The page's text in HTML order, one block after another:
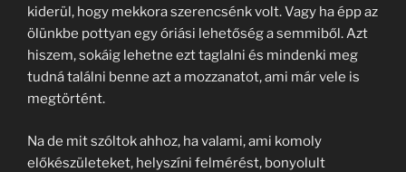
kiderül, hogy mekkora szerencsénk volt. Vagy ha épp az
ölünkbe pottyan egy óriási lehetőség a semmiből. Azt
hiszem, sokáig lehetne ezt taglalni és mindenki meg
tudná találni benne azt a mozzanatot, ami már vele is
megtörtént.
Na de mit szóltok ahhoz, ha valami, ami komoly
előkészületeket, helyszíni felmérést, bonyolult